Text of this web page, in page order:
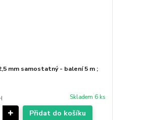
mm samostatný - balení 5 m ;
Skladem 6 ks
Přidat do košíku